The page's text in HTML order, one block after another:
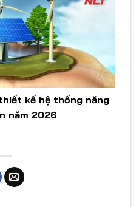
kế hệ thống năng
năm 2026